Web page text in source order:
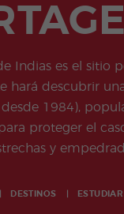
Indias es el sitio
hará descubrir
desde 1984),
proteger el
y
DESTINOS